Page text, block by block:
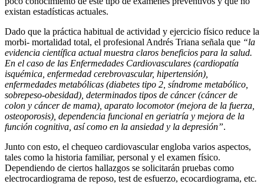
existan estadísticas actuales.
Dado que la práctica habitual de actividad y ejercicio físico reduce la
morbi- mortalidad total, el profesional Andrés Triana señala que “la
evidencia científica actual muestra claros beneficios para la salud.
En el caso de las Enfermedades Cardiovasculares (cardiopatía
isquémica, enfermedad cerebrovascular, hipertensión),
enfermedades metabólicas (diabetes tipo 2, síndrome metabólico,
sobrepeso-obesidad), determinados tipos de cáncer (cáncer de
colon y cáncer de mama), aparato locomotor (mejora de la fuerza,
osteoporosis), dependencia funcional en geriatría y mejora de la
función cognitiva, así como en la ansiedad y la depresión”.
Junto con esto, el chequeo cardiovascular engloba varios aspectos,
tales como la historia familiar, personal y el examen físico.
Dependiendo de ciertos hallazgos se solicitarán pruebas como
electrocardiograma de reposo, test de esfuerzo, ecocardiograma, etc.